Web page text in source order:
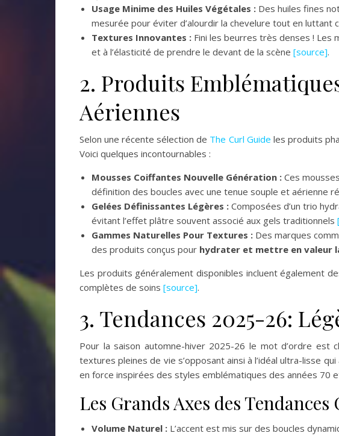
Usage Minime des Huiles Végétales : Des huiles fines
mesurée pour éviter d’alourdir la chevelure tout en luttant
Textures Innovantes : Fini les beurres très denses ! Les
et à l’élasticité de prendre le devant de la scène [source].
2. Produits
Aériennes
Selon une récente sélection de The Curl Guide les produits
Voici quelques incontournables :
Mousses Coiffantes Nouvelle Génération : Ces
définition des boucles avec une tenue souple et aérienne
Gelées Définissantes Légères : Composées d’un trio
évitant l’effet plâtre souvent associé aux gels traditionnels
Gammes Naturelles Pour Textures : Des marques
des produits conçus pour hydrater et mettre en valeur
Les produits généralement disponibles incluent également
complètes de soins [source].
3. Tendances 2025-26:
Pour la saison automne-hiver 2025-26 le mot d’ordre est
textures pleines de vie s’opposant ainsi à l’idéal ultra-lisse
en force inspirées des styles emblématiques des années 70
Les Grands Axes des
Volume Naturel : L’accent est mis sur des boucles